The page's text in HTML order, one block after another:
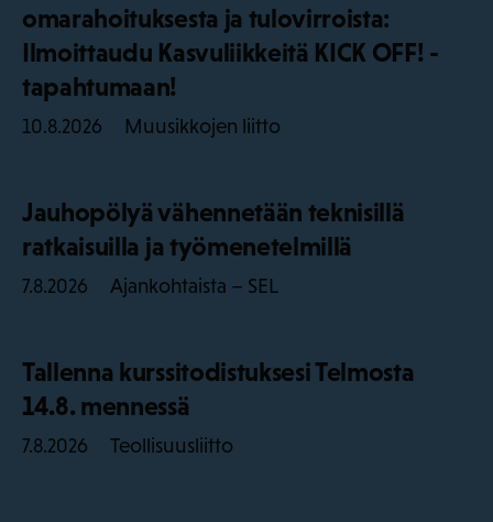
omarahoituksesta ja tulovirroista:
Ilmoittaudu Kasvuliikkeitä KICK OFF! -
tapahtumaan!
10.8.2026 Muusikkojen liitto
Jauhopölyä vähennetään teknisillä
ratkaisuilla ja työmenetelmillä
7.8.2026 Ajankohtaista – SEL
Tallenna kurssitodistuksesi Telmosta
14.8. mennessä
7.8.2026 Teollisuusliitto